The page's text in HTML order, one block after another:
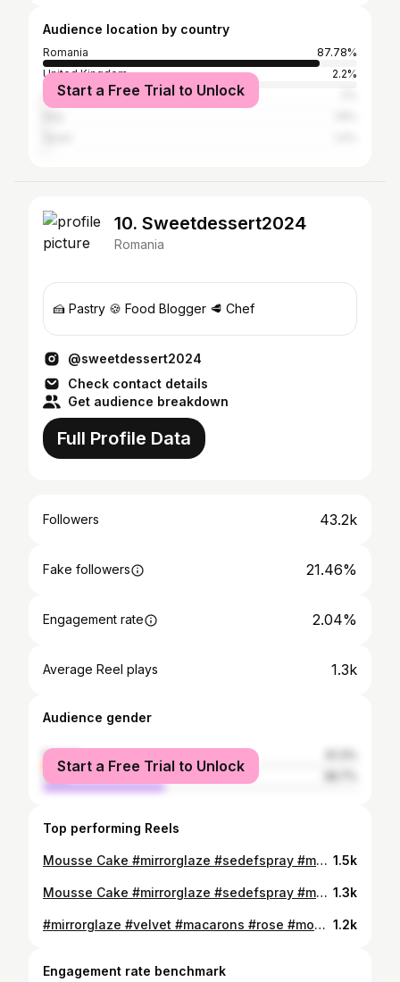
Audience location by country
Romania
87.78%
United Kingdom
2.2%
United States
Start a Free Trial to Unlock
10. Sweetdessert2024
Romania
🍰 Pastry 🍪 Food Blogger 🥩 Chef
@sweetdessert2024
Check contact details
Get audience breakdown
Full Profile Data
Followers 43.2k
Fake followers 21.46%
Engagement rate 2.04%
Average Reel plays 1.3k
Audience gender
female
male
Start a Free Trial to Unlock
Top performing Reels
Mousse Cake #mirrorglaze #sedefspray #moussecake #vanilla #dessert #food #desserts #yum #yummy #amazing #instagood #instafood #sweet #chocolate #cake #icecream #dessertporn #foodforfoodies #foodgasm #cupcakes #pancakes #foodphotography #delish #foods #delicious #tasty #eat #eating #hungry #foodpics 1.5k
Mousse Cake #mirrorglaze #sedefspray #moussecake #vanilla #dessert #food #desserts #yum #yummy #amazing #instagood #instafood #sweet #chocolate #cake #icecream #dessertporn #foodforfoodies #foodgasm #cupcakes #pancakes #foodphotography #delish #foods #delicious #tasty #eat #eating #hungry #foodpics 1.3k
#mirrorglaze #velvet #macarons #rose #moussecake #vanilla #dessert #food #desserts #yum #yummy #amazing #instagood #instafood #sweet #chocolate #cake #icecream #dessertporn #foodforfoodies #foodgasm #cupcakes #pancakes #foodphotography #delish #foods #delicious #tasty #eat #eating 1.2k
Engagement rate benchmark